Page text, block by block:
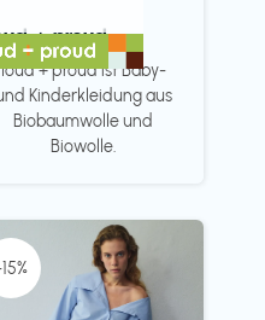
+ proud
loud + proud ist Baby-
Kinderkleidung aus
Biobaumwolle und
Biowolle.